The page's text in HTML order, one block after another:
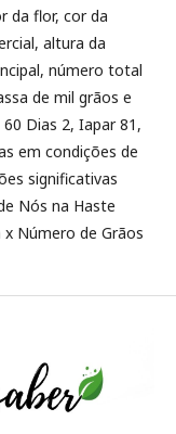
da flor, cor da
altura da
número total
de mil grãos e
Dias 2, Iapar 81,
em condições de
significativas
Nós na Haste
Número de Grãos